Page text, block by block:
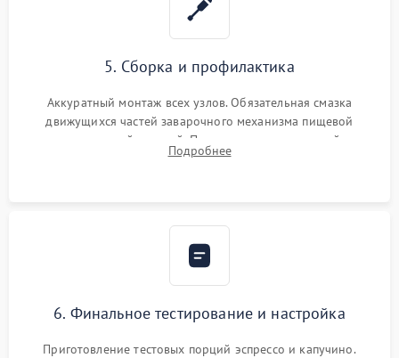
5. Сборка и профилактика
Аккуратный монтаж всех узлов. Обязательная смазка
движущихся частей заварочного механизма пищевой
силиконовой смазкой. Проведение программной
декальцинации и очистки системы от кофейных масел.
Подробнее
6. Финальное тестирование и настройка
Приготовление тестовых порций эспрессо и капучино.